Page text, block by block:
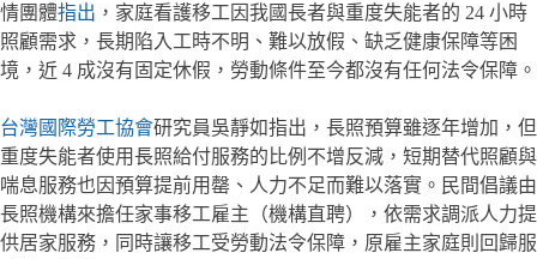
情團體指出 ，家庭看護移工因我國長者與重度失能者的 24 小時
照顧需求，長期陷入工時不明、難以放假、缺乏健康保障等困
境，近 4 成沒有固定休假，勞動條件至今都沒有任何法令保障。
台灣國際勞工協會研究員吳靜如指出，長照預算雖逐年增加，但
重度失能者使用長照給付服務的比例不增反減，短期替代照顧與
喘息服務也因預算提前用罄、人力不足而難以落實。民間倡議由
長照機構來擔任家事移工雇主（機構直聘），依需求調派人力提
供居家服務，同時讓移工受勞動法令保障，原雇主家庭則回歸服